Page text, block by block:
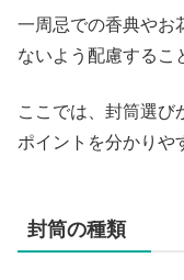
一周忌での香典やお
ないよう配慮するこ
ここでは、封筒選び
ポイントを分かりや
封筒の種類